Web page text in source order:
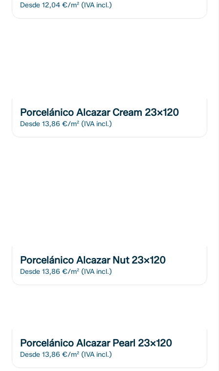
Desde 12,04 €/m² (IVA incl.)
Porcelánico Alcazar Cream 23x120
Desde 13,86 €/m² (IVA incl.)
Porcelánico Alcazar Nut 23x120
Desde 13,86 €/m² (IVA incl.)
Porcelánico Alcazar Pearl 23x120
Desde 13,86 €/m² (IVA incl.)